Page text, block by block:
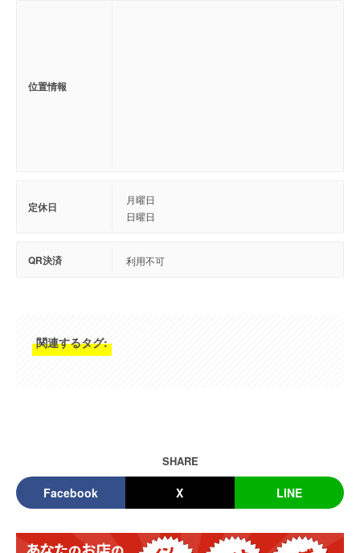
位置情報
定休日
月曜日
日曜日
QR決済 利用不可
関連するタグ:
SHARE
Facebook X LINE